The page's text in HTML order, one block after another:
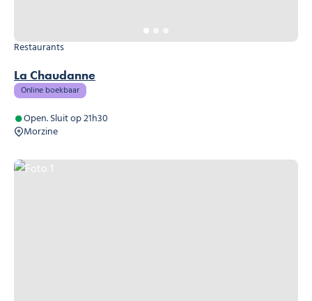
La Chaudanne
Restaurants
Online boekbaar
Open. Sluit op 21h30
Morzine
Foto 1